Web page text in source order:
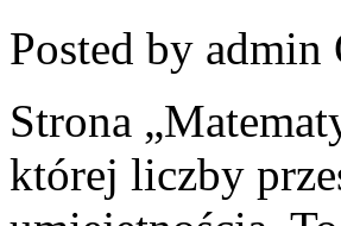
Posted by admin
Strona
której liczby